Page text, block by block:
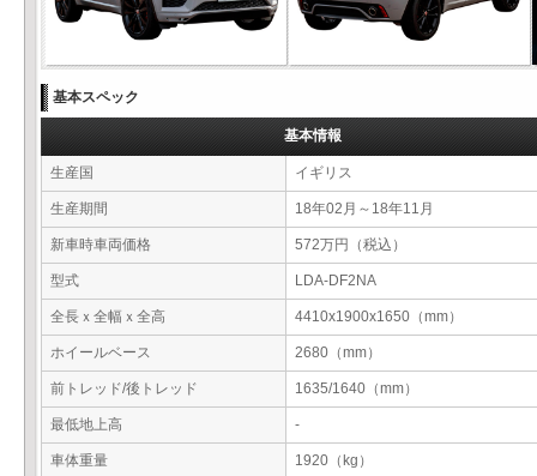
基本スペック
基本情報
生産国 イギリス
生産期間 18年02月～18年11月
新車時車両価格 572万円（税込）
型式 LDA-DF2NA
全長ｘ全幅ｘ全高 4410x1900x1650（mm）
ホイールベース 2680（mm）
前トレッド/後トレッド 1635/1640（mm）
最低地上高 -
車体重量 1920（kg）